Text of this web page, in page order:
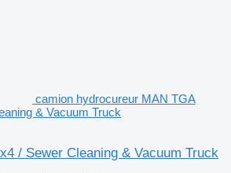
camion hydrocureur MAN TGA
& Vacuum Truck
/ Sewer Cleaning & Vacuum Truck